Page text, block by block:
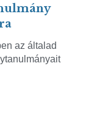
az általad